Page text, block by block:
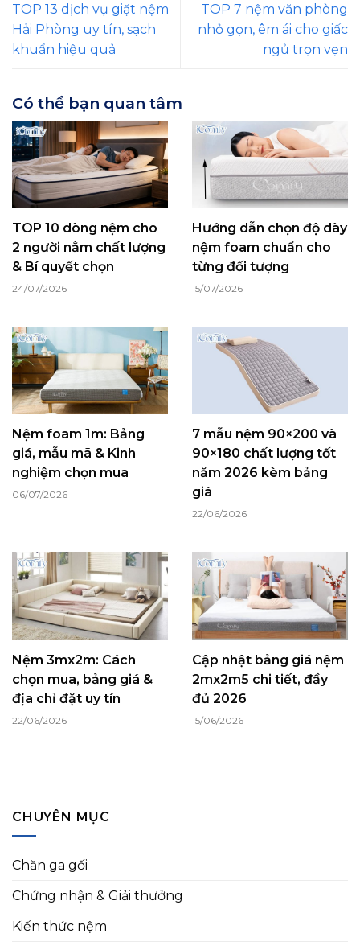
TOP 13 dịch vụ giặt nệm
Hải Phòng uy tín, sạch
khuẩn hiệu quả
TOP 7 nệm văn phòng
nhỏ gọn, êm ái cho giấc
ngủ trọn vẹn
Có thể bạn quan tâm
TOP 10 dòng nệm cho
2 người nằm chất lượng
& Bí quyết chọn
24/07/2026
Hướng dẫn chọn độ dày
nệm foam chuẩn cho
từng đối tượng
15/07/2026
Nệm foam 1m: Bảng
giá, mẫu mã & Kinh
nghiệm chọn mua
06/07/2026
7 mẫu nệm 90×200 và
90×180 chất lượng tốt
năm 2026 kèm bảng
giá
22/06/2026
Nệm 3mx2m: Cách
chọn mua, bảng giá &
địa chỉ đặt uy tín
22/06/2026
Cập nhật bảng giá nệm
2mx2m5 chi tiết, đầy
đủ 2026
15/06/2026
CHUYÊN MỤC
Chăn ga gối
Chứng nhận & Giải thưởng
Kiến thức nệm